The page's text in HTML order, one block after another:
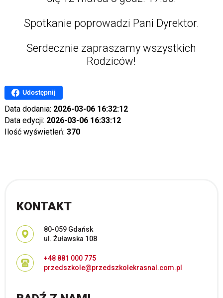
Spotkanie poprowadzi Pani Dyrektor.
Serdecznie zapraszamy wszystkich
Rodziców!
Udostępnij
Data dodania: 2026-03-06 16:32:12
Data edycji: 2026-03-06 16:33:12
Ilość wyświetleń: 370
KONTAKT
Adres pocztowy:
80-059 Gdańsk
ul. Żuławska 108
+48 881 000 775
przedszkole@przedszkolekrasnal.com.pl